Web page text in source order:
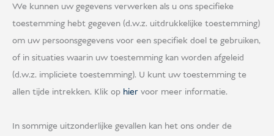
We kunnen uw gegevens verwerken als u ons specifieke
toestemming hebt gegeven (d.w.z. uitdrukkelijke toestemming)
om uw persoonsgegevens voor een specifiek doel te gebruiken,
of in situaties waarin uw toestemming kan worden afgeleid
(d.w.z. impliciete toestemming). U kunt uw toestemming te
allen tijde intrekken. Klik op hier voor meer informatie.
In sommige uitzonderlijke gevallen kan het ons onder de